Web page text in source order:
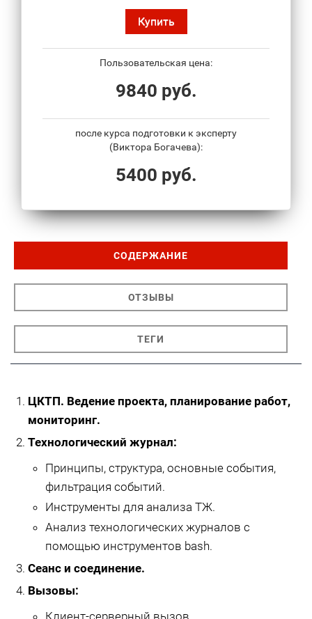
Купить
Пользовательская цена:
9840 руб.
после курса подготовки к эксперту
(Виктора Богачева):
5400 руб.
СОДЕРЖАНИЕ
ОТЗЫВЫ
ТЕГИ
ЦКТП. Ведение проекта, планирование работ,
мониторинг.
Технологический журнал:
Принципы, структура, основные события,
фильтрация событий.
Инструменты для анализа ТЖ.
Анализ технологических журналов с
помощью инструментов bash.
Сеанс и соединение.
Вызовы: